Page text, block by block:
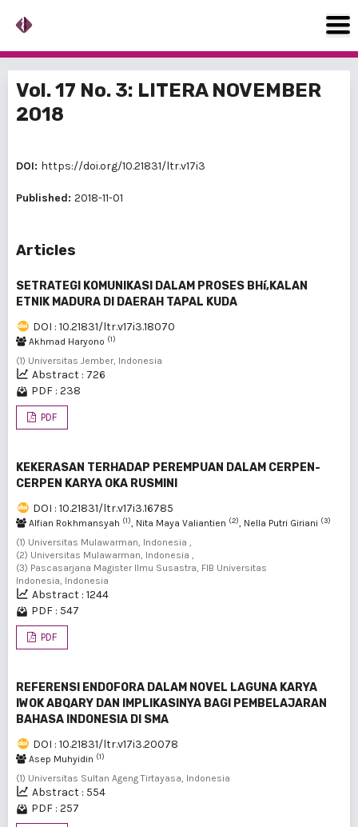
Vol. 17 No. 3: LITERA NOVEMBER
2018
DOI: https://doi.org/10.21831/ltr.v17i3
Published: 2018-11-01
Articles
SETRATEGI KOMUNIKASI DALAM PROSES BHí‚KALAN
ETNIK MADURA DI DAERAH TAPAL KUDA
DOI : 10.21831/ltr.v17i3.18070
Akhmad Haryono (1)
(1) Universitas Jember, Indonesia
Abstract : 726
PDF : 238
PDF
KEKERASAN TERHADAP PEREMPUAN DALAM CERPEN-
CERPEN KARYA OKA RUSMINI
DOI : 10.21831/ltr.v17i3.16785
Alfian Rokhmansyah (1), Nita Maya Valiantien (2), Nella Putri Giriani (3)
(1) Universitas Mulawarman, Indonesia ,
(2) Universitas Mulawarman, Indonesia ,
(3) Pascasarjana Magister Ilmu Susastra, FIB Universitas
Indonesia, Indonesia
Abstract : 1244
PDF : 547
PDF
REFERENSI ENDOFORA DALAM NOVEL LAGUNA KARYA
IWOK ABQARY DAN IMPLIKASINYA BAGI PEMBELAJARAN
BAHASA INDONESIA DI SMA
DOI : 10.21831/ltr.v17i3.20078
Asep Muhyidin (1)
(1) Universitas Sultan Ageng Tirtayasa, Indonesia
Abstract : 554
PDF : 257